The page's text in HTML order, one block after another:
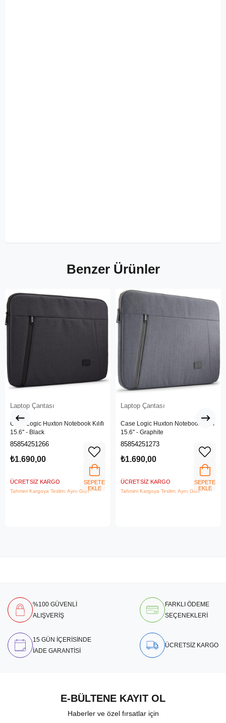
Benzer Ürünler
Laptop Çantası
Case Logic Huxton Notebook Kılıfı
15.6'' - Black
85854251266
₺1.690,00
ÜCRETSIZ KARGO
Tahmini Kargoya Teslim: Aynı Gün
SEPETE
EKLE
Laptop Çantası
Case Logic Huxton Notebook Kılıfı
15.6'' - Graphite
85854251273
₺1.690,00
ÜCRETSIZ KARGO
Tahmini Kargoya Teslim: Aynı Gün
SEPETE
EKLE
%100 GÜVENLİ
ALIŞVERİŞ
FARKLI ÖDEME
SEÇENEKLERİ
15 GÜN İÇERİSİNDE
İADE GARANTİSİ
ÜCRETSİZ KARGO
E-BÜLTENE KAYIT OL
Haberler ve özel fırsatlar için